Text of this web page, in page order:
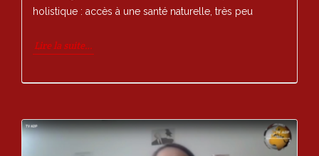
holistique : accès à une santé naturelle, très peu
Lire la suite…